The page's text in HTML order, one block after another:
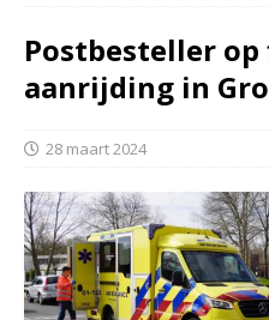
Postbesteller
aanrijding in
28 maart 2024